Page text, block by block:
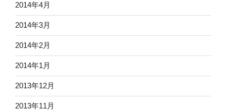
2014年4月
2014年3月
2014年2月
2014年1月
2013年12月
2013年11月